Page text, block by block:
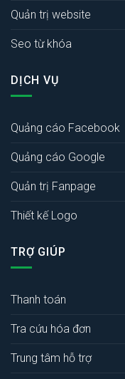
Quản trị website
Seo từ khóa
DỊCH VỤ
Quảng cáo Facebook
Quảng cáo Google
Quản trị Fanpage
Thiết kế Logo
TRỢ GIÚP
Thanh toán
Tra cứu hóa đơn
Trung tâm hỗ trợ